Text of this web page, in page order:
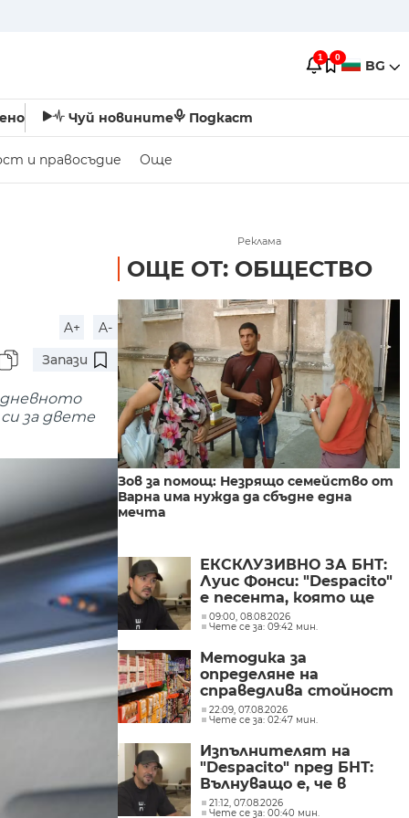
1 0 BG
Чуй новините Подкаст
и правосъдие Още
A+
A-
Запази
за двете
Реклама
ОЩЕ ОТ: ОБЩЕСТВО
Зов за помощ: Незрящо семейство от
Варна има нужда да сбъдне една
мечта
ЕКСКЛУЗИВНО ЗА БНТ:
Луис Фонси: "Despacito"
е песента, която ще
изпълнявам до края на
живота си
09:00, 08.08.2026
Чете се за: 09:42 мин.
Методика за
определяне на
справедлива стойност
на основни храни е
публикуван за
22:09, 07.08.2026
Чете се за: 02:47 мин.
Изпълнителят на
"Despacito" пред БНТ:
Вълнуващо е, че в
България хората пеят
21:12, 07.08.2026
Чете се за: 00:40 мин.